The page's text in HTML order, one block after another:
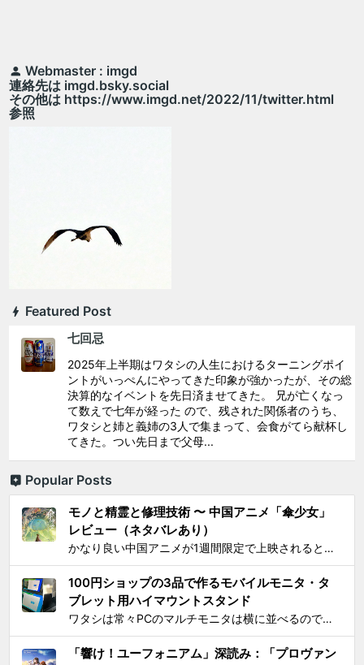
Webmaster : imgd
連絡先は imgd.bsky.social
その他は https://www.imgd.net/2022/11/twitter.html
参照
Featured Post
七回忌
2025年上半期はワタシの人生におけるターニングポイ
ントがいっぺんにやってきた印象が強かったが、その総
決算的なイベントを先日済ませてきた。 兄が亡くなっ
て数えで七年が経った ので、残された関係者のうち、
ワタシと姉と義姉の3人で集まって、会食がてら献杯し
てきた。つい先日まで父母...
Popular Posts
モノと精霊と修理技術 〜 中国アニメ「傘少女」
レビュー（ネタバレあり）
かなり良い中国アニメが1週間限定で上映されるとSNS上で見かけ、それがたまたま通勤圏内の映画館だったし、なにより「 羅小黒戦記 」で食らった衝撃を忘れることはできないので、 映画『傘少女 ー精霊たちの物語ー』 を見てきた。 いかにも中国アニメと思わせるプロローグからタイトルが...
100円ショップの3品で作るモバイルモニタ・タ
ブレット用ハイマウントスタンド
ワタシは常々PCのマルチモニタは横に並べるのではなく縦に積み重ねろと主張してきたわけですが 📺📺 ← こうじゃなくて 📺 ← 📺 ← こう！ ノートPCの画面上部にモバイルモニター・タブレットをこのように配置するスタンドを探しても一長一短なので、100円ショ...
「響け！ユーフォニアム」深読み：「プロヴァン